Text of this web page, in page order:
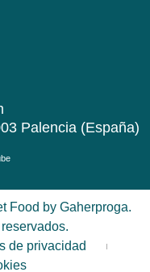
Palencia (España)
Food by Gaherproga.
de privacidad